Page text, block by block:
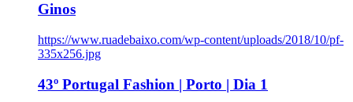
Ginos
https://www.ruadebaixo.com/wp-content/uploads/2018/10/pf-
335x256.jpg
43º Portugal Fashion | Porto | Dia 1